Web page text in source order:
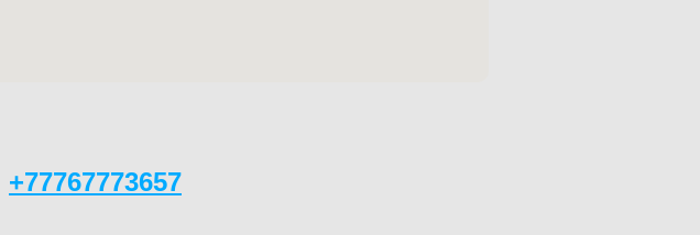
+77767773657